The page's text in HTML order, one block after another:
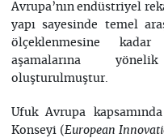
Avrupa’nın endüstriyel
yapı sayesinde temel
ölçeklenmesine
aşamalarına
oluşturulmuştur.
Ufuk Avrupa
Konseyi ( European